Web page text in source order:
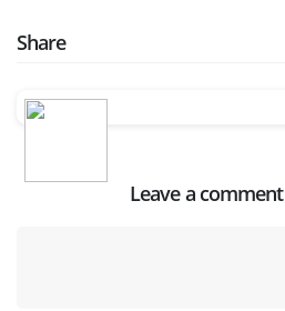
Share
Leave a comment